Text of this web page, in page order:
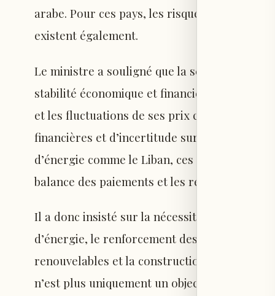
arabe. Pour ces pays, les risques sont
existent également.
Le ministre a souligné que la sécurité
stabilité économique et financière. Les
et les fluctuations de ses prix constituent
financières et d’incertitude sur les marchés
d’énergie comme le Liban, ces facteurs
balance des paiements et les réserves en
Il a donc insisté sur la nécessité urgente
d’énergie, le renforcement des
renouvelables et la construction
n’est plus uniquement un objectif